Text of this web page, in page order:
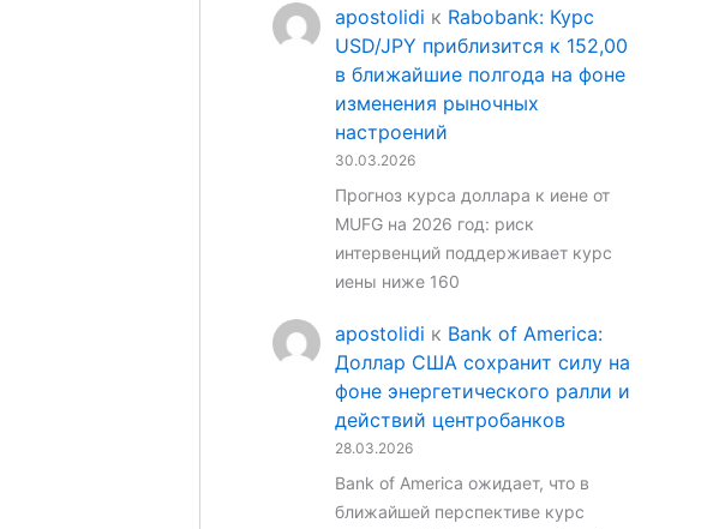
apostolidi к Rabobank: Курс
USD/JPY приблизится к 152,00
в ближайшие полгода на фоне
изменения рыночных
настроений
30.03.2026
Прогноз курса доллара к иене от
MUFG на 2026 год: риск
интервенций поддерживает курс
иены ниже 160
apostolidi к Bank of America:
Доллар США сохранит силу на
фоне энергетического ралли и
действий центробанков
28.03.2026
Bank of America ожидает, что в
ближайшей перспективе курс